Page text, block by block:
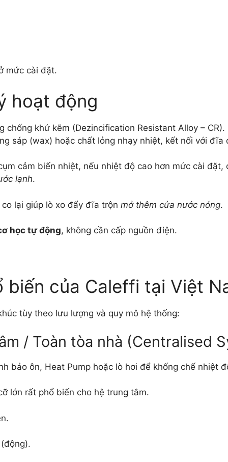
mức cài đặt.
hoạt động
chống khử kẽm (Dezincification Resistant Alloy –
sáp (wax) hoặc chất lỏng nhạy nhiệt, kết nối với đĩa
cảm biến nhiệt, nếu nhiệt độ cao hơn mức cài
lạnh.
lại giúp lò xo đẩy đĩa trộn mở thêm cửa nước nóng.
học tự động, không cần cấp nguồn điện.
biến của Caleffi tại Việt
tùy theo lưu lượng và quy mô hệ thống:
/ Toàn tòa nhà (Centralised
bảo ôn, Heat Pump hoặc lò hơi để khống chế nhiệt
lớn rất phổ biến cho hệ trung tâm.